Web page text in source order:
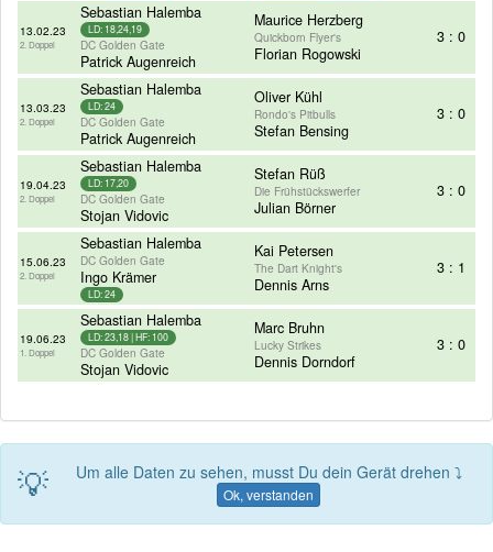
13.02.23
2. Doppel
Sebastian Halemba
LD: 18,24,19
DC Golden Gate
Patrick Augenreich
Maurice Herzberg
Quickborn Flyer's
Florian Rogowski
3 : 0
13.03.23
2. Doppel
Sebastian Halemba
LD: 24
DC Golden Gate
Patrick Augenreich
Oliver Kühl
Rondo's Pitbulls
Stefan Bensing
3 : 0
19.04.23
2. Doppel
Sebastian Halemba
LD: 17,20
DC Golden Gate
Stojan Vidovic
Stefan Rüß
Die Frühstückswerfer
Julian Börner
3 : 0
15.06.23
2. Doppel
Sebastian Halemba
DC Golden Gate
Ingo Krämer
LD: 24
Kai Petersen
The Dart Knight's
Dennis Arns
3 : 1
19.06.23
1. Doppel
Sebastian Halemba
LD: 23,18 | HF: 100
DC Golden Gate
Stojan Vidovic
Marc Bruhn
Lucky Strikes
Dennis Dorndorf
3 : 0
💡 Um alle Daten zu sehen, musst Du dein Gerät drehen ⤵
Ok, verstanden